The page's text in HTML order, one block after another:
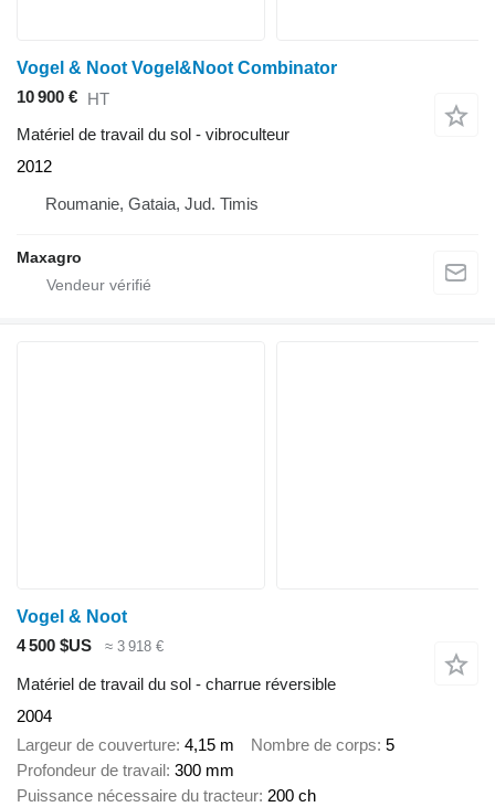
Vogel & Noot Vogel&Noot Combinator
10 900 € HT
Matériel de travail du sol - vibroculteur
2012
Roumanie, Gataia, Jud. Timis
Maxagro
Vogel & Noot
4 500 $US
≈ 3 918 €
Matériel de travail du sol - charrue réversible
2004
Largeur de couverture 4,15 m Nombre de corps 5
Profondeur de travail 300 mm
Puissance nécessaire du tracteur 200 ch